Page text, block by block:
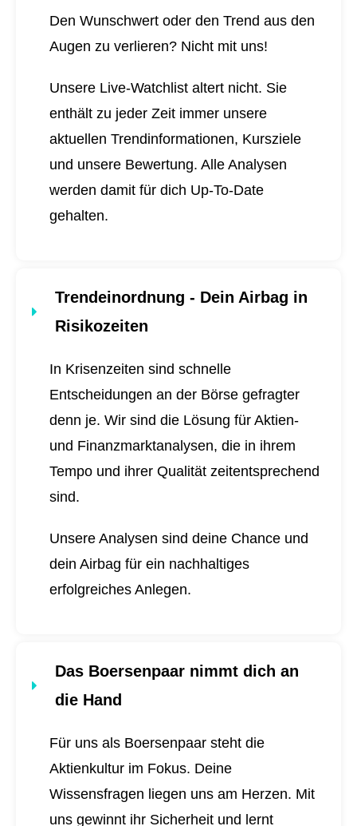
Den Wunschwert oder den Trend aus den
Augen zu verlieren? Nicht mit uns!
Unsere Live-Watchlist altert nicht. Sie
enthält zu jeder Zeit immer unsere
aktuellen Trendinformationen, Kursziele
und unsere Bewertung. Alle Analysen
werden damit für dich Up-To-Date
gehalten.
Trendeinordnung - Dein Airbag in
Risikozeiten
In Krisenzeiten sind schnelle
Entscheidungen an der Börse gefragter
denn je. Wir sind die Lösung für Aktien-
und Finanzmarktanalysen, die in ihrem
Tempo und ihrer Qualität zeitentsprechend
sind.
Unsere Analysen sind deine Chance und
dein Airbag für ein nachhaltiges
erfolgreiches Anlegen.
Das Boersenpaar nimmt dich an
die Hand
Für uns als Boersenpaar steht die
Aktienkultur im Fokus. Deine
Wissensfragen liegen uns am Herzen. Mit
uns gewinnt ihr Sicherheit und lernt